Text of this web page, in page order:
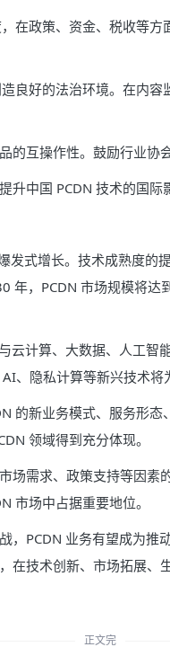
在政策、资金、税收等
良好的法治环境。在内
的互操作性。鼓励行业协
中国 PCDN 技术的国际
发式增长。技术成熟度的
年，PCDN 市场规模将
云计算、大数据、人工智
、隐私计算等新兴技术将
的新业务模式、服务形
领域得到充分体现。
场需求、政策支持等因素
市场中占据重要地位。
，PCDN 业务有望成为推
在技术创新、市场拓展、
正文完